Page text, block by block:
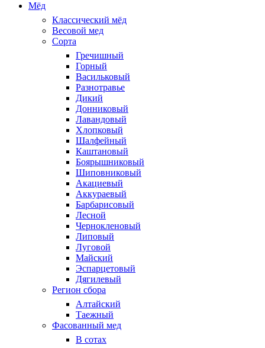
Мёд
Классический мёд
Весовой мед
Сорта
Гречишный
Горный
Васильковый
Разнотравье
Дикий
Донниковый
Лавандовый
Хлопковый
Шалфейный
Каштановый
Боярышниковый
Шиповниковый
Акациевый
Аккураевый
Барбарисовый
Лесной
Чернокленовый
Липовый
Луговой
Майский
Эспарцетовый
Дягилевый
Регион сбора
Алтайский
Таежный
Фасованный мед
В сотах